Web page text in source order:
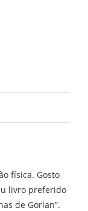
física. Gosto
livro preferido
de Gorlan”.